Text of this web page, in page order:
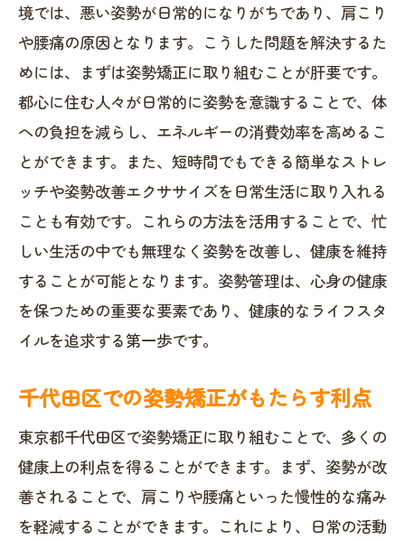
専門家による姿勢改善の実感と変化
姿勢矯正がもたらした日常生活の変化
姿勢改善で得られた心の安定
姿勢矯正を受けた後の維持方法と体験
姿勢矯正が集中力を高める驚きの理由
姿勢と脳の関係性を解明する
集中力向上と姿勢の関連
正しい姿勢がもたらす認知機能の向上
姿勢改善によるリフレッシュ効果
姿勢矯正で集中力が持続する理由
集中力を高めるための姿勢改善の実践法
専門家が伝授する正しい姿勢の保ち方
日常での姿勢維持のコツ
専門家が推奨する姿勢改善エクササイズ
長時間のデスクワークに適した姿勢
境では、悪い姿勢が日常的になりがちであり、肩こり
や腰痛の原因となります。こうした問題を解決するた
めには、まずは姿勢矯正に取り組むことが肝要です。
都心に住む人々が日常的に姿勢を意識することで、体
への負担を減らし、エネルギーの消費効率を高めるこ
とができます。また、短時間でもできる簡単なストレ
ッチや姿勢改善エクササイズを日常生活に取り入れる
ことも有効です。これらの方法を活用することで、忙
しい生活の中でも無理なく姿勢を改善し、健康を維持
することが可能となります。姿勢管理は、心身の健康
を保つための重要な要素であり、健康的なライフスタ
イルを追求する第一歩です。
千代田区での姿勢矯正がもたらす利点
東京都千代田区で姿勢矯正に取り組むことで、多くの
健康上の利点を得ることができます。まず、姿勢が改
善されることで、肩こりや腰痛といった慢性的な痛み
を軽減することができます。これにより、日常の活動